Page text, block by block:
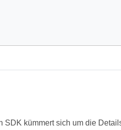
kümmert sich um die